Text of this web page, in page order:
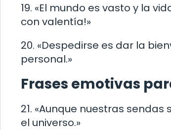
19. «El mundo es vasto y la
con valentía!»
20. «Despedirse es dar la
personal.»
Frases emotivas
21. «Aunque nuestras
el universo.»